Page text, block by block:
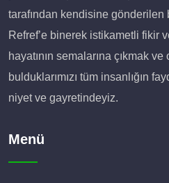
tarafından kendisine gönderilen
Refref’e binerek istikametli fikir
hayatının semalarına çıkmak ve
bulduklarımızı tüm insanlığın
niyet ve gayretindeyiz.
Menü